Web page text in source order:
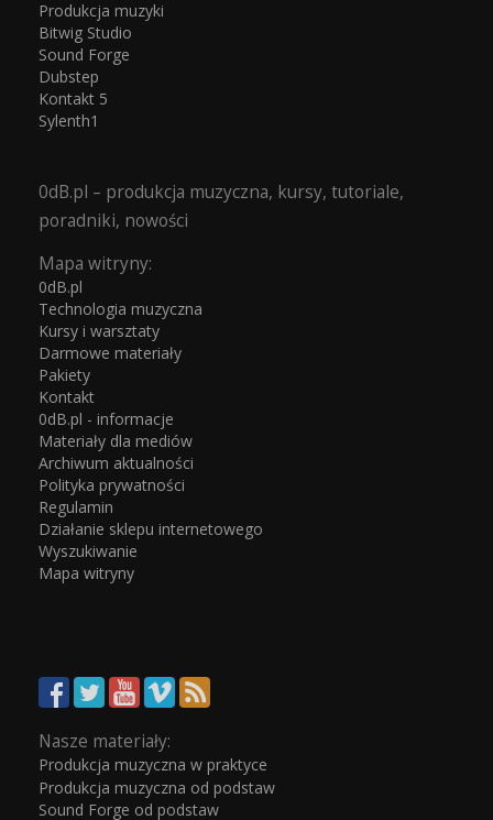
Produkcja muzyki
Bitwig Studio
Sound Forge
Dubstep
Kontakt 5
Sylenth1
0dB.pl – produkcja muzyczna, kursy, tutoriale,
poradniki, nowości
Mapa witryny:
0dB.pl
Technologia muzyczna
Kursy i warsztaty
Darmowe materiały
Pakiety
Kontakt
0dB.pl - informacje
Materiały dla mediów
Archiwum aktualności
Polityka prywatności
Regulamin
Działanie sklepu internetowego
Wyszukiwanie
Mapa witryny
Nasze materiały:
Produkcja muzyczna w praktyce
Produkcja muzyczna od podstaw
Sound Forge od podstaw